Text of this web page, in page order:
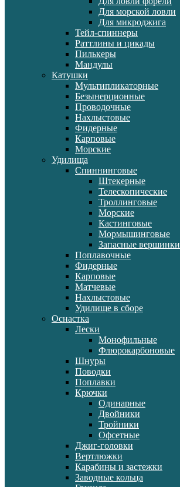
Для морской ловли
Для микроджига
Тейл-спиннеры
Раттлины и цикады
Пилькеры
Мандулы
Катушки
Мультипликаторные
Безынерционные
Проводочные
Нахлыстовые
Фидерные
Карповые
Морские
Удилища
Спиннинговые
Штекерные
Телескопические
Троллинговые
Морские
Кастинговые
Мормышинговые
Запасные вершинки
Поплавочные
Фидерные
Карповые
Матчевые
Нахлыстовые
Удилище в сборе
Оснастка
Лески
Монофильные
Флюрокарбоновые
Шнуры
Поводки
Поплавки
Крючки
Одинарные
Двойники
Тройники
Офсетные
Джиг-головки
Вертлюжки
Карабины и застежки
Заводные кольца